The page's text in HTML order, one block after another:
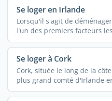
Se loger en Irlande
Lorsqu'il s'agit de
l'un des premiers facteurs
Se loger à Cork
Cork, située le long de la
plus grand comté d'Irlande